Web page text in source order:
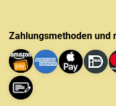
Zahlungsmethoden und